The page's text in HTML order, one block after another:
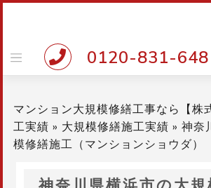
0120-831-648
マンション大規模修繕工事なら【株
工実績 » 大規模修繕施工実績 » 神奈
模修繕施工（マンションショウダ）